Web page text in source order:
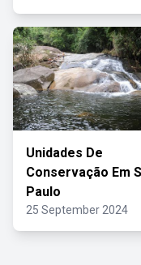
Unidades De
Conservação Em
Paulo
25 September 2024